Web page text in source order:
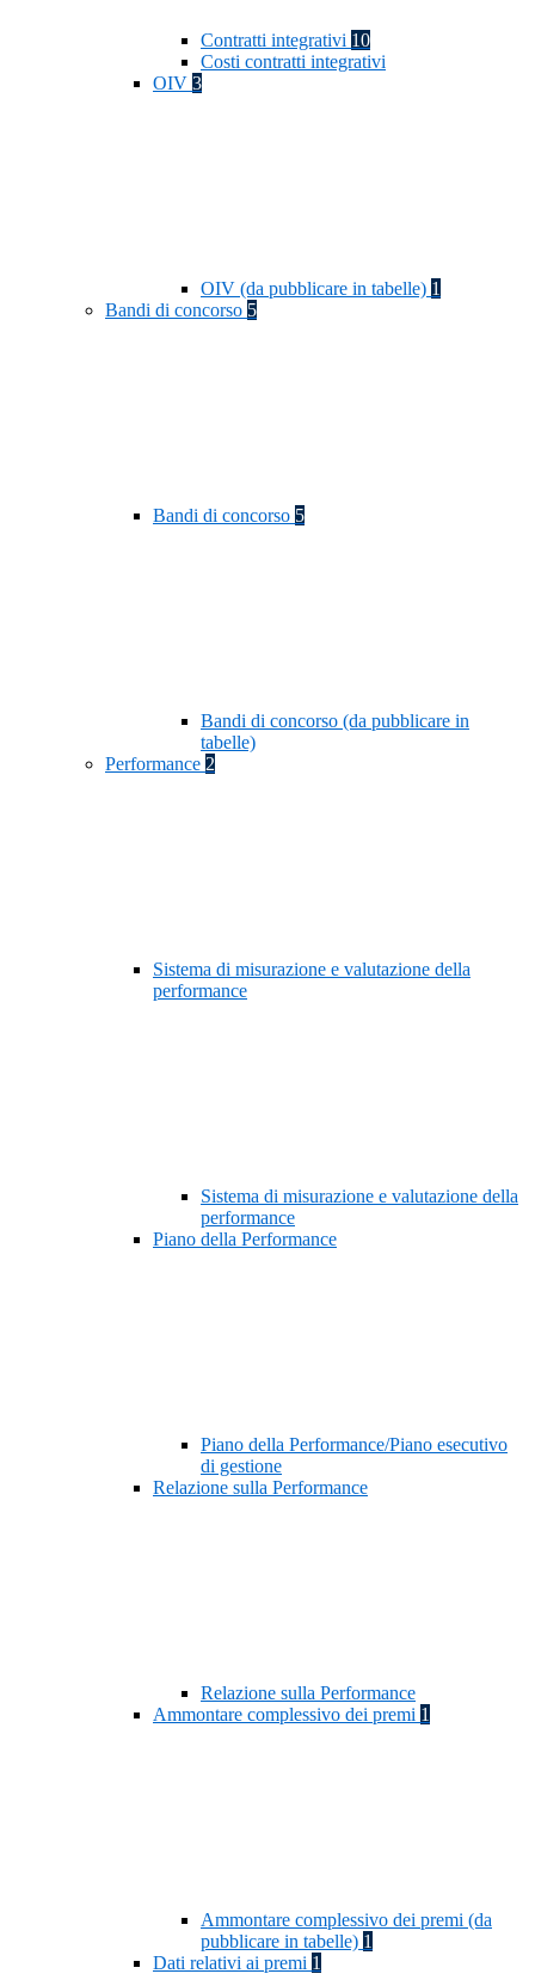
Contratti integrativi 10
Costi contratti integrativi
OIV 3
OIV (da pubblicare in tabelle) 1
Bandi di concorso 5
Bandi di concorso 5
Bandi di concorso (da pubblicare in
tabelle)
Performance 2
Sistema di misurazione e valutazione della
performance
Sistema di misurazione e valutazione della
performance
Piano della Performance
Piano della Performance/Piano esecutivo
di gestione
Relazione sulla Performance
Relazione sulla Performance
Ammontare complessivo dei premi 1
Ammontare complessivo dei premi (da
pubblicare in tabelle) 1
Dati relativi ai premi 1